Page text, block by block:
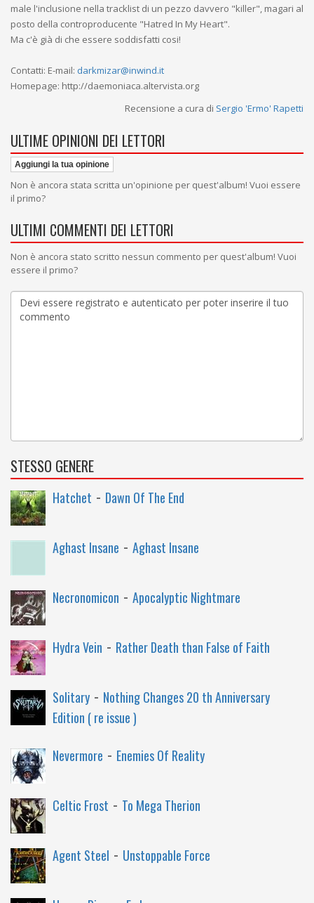
male l'inclusione nella tracklist di un pezzo davvero "killer", magari al
posto della controproducente "Hatred In My Heart".
Ma c'è già di che essere soddisfatti cosi!
Contatti: E-mail: darkmizar@inwind.it
Homepage: http://daemoniaca.altervista.org
Recensione a cura di Sergio 'Ermo' Rapetti
ULTIME OPINIONI DEI LETTORI
Aggiungi la tua opinione
Non è ancora stata scritta un'opinione per quest'album! Vuoi essere
il primo?
ULTIMI COMMENTI DEI LETTORI
Non è ancora stato scritto nessun commento per quest'album! Vuoi
essere il primo?
STESSO GENERE
Hatchet - Dawn Of The End
Aghast Insane - Aghast Insane
Necronomicon - Apocalyptic Nightmare
Hydra Vein - Rather Death than False of Faith
Solitary - Nothing Changes 20 th Anniversary
Edition ( re issue )
Nevermore - Enemies Of Reality
Celtic Frost - To Mega Therion
Agent Steel - Unstoppable Force